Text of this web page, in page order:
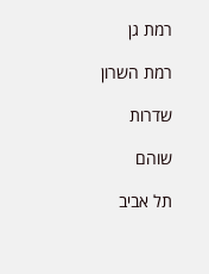
רמת גן
רמת השרון
שדרות
שוהם
תל אביב